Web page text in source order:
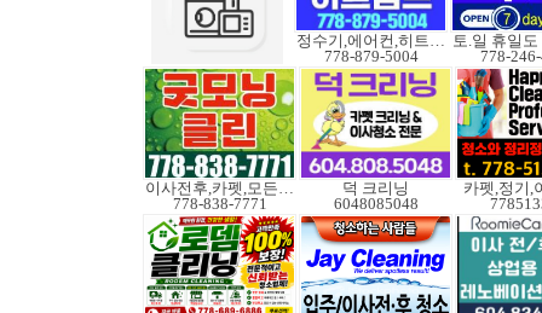
정수기,에어컨,히트펌프
778-879-5004
778-
이사전후,카펫,모든청소
778-838-7771
덕 크리닝
6048085048
카펫,정기,